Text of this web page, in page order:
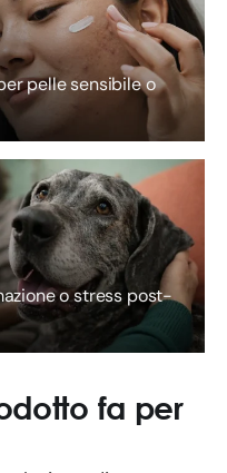
pelle sensibile o
o stress post-
fa per